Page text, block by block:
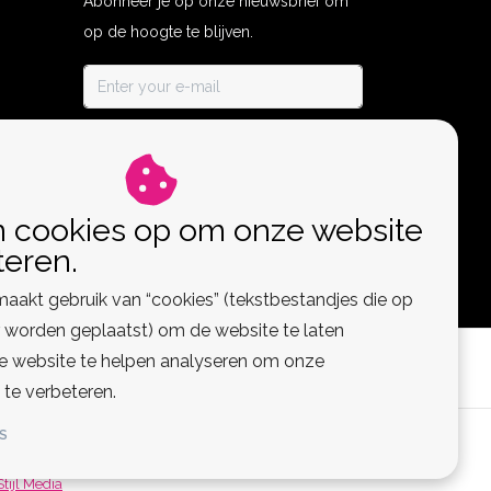
op de hoogte te blijven.
Media
cookies op om onze website
gebruik van “cookies” (tekstbestandjes die op
geplaatst) om de website te laten
website te helpen analyseren om onze
verbeteren.